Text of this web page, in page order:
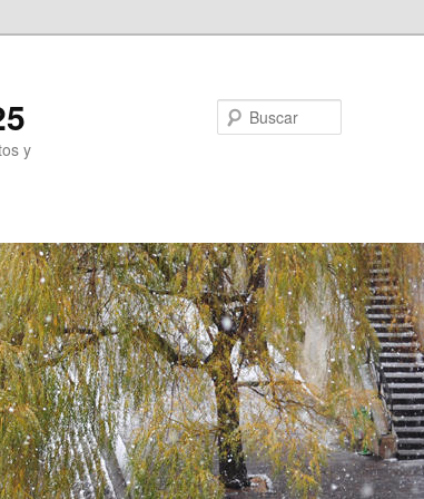
y